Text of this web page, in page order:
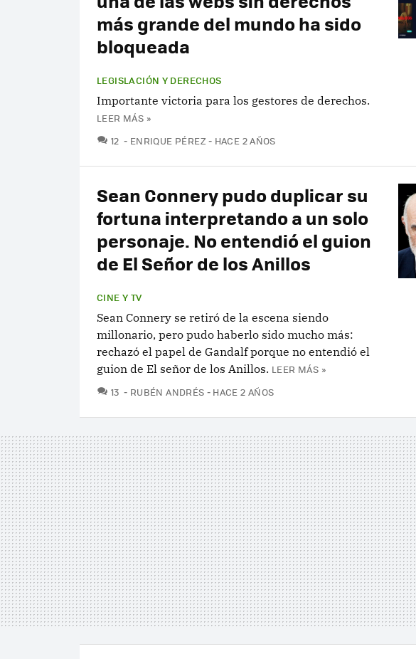
más grande del mundo ha sido
bloqueada
LEGISLACIÓN Y DERECHOS
Importante victoria para los gestores de derechos.
LEER MÁS »
12 COMENTARIOS
ENRIQUE PÉREZ HACE 2 AÑOS
Sean Connery pudo duplicar su
fortuna interpretando a un solo
personaje. No entendió el guion
de El Señor de los Anillos
CINE Y TV
Sean Connery se retiró de la escena siendo
millonario, pero pudo haberlo sido mucho más:
rechazó el papel de Gandalf porque no entendió el
guion de El señor de los Anillos. LEER MÁS »
13 COMENTARIOS
RUBÉN ANDRÉS HACE 2 AÑOS